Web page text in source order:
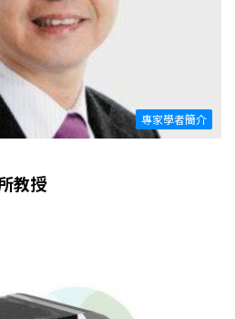
專家學者簡介
教授